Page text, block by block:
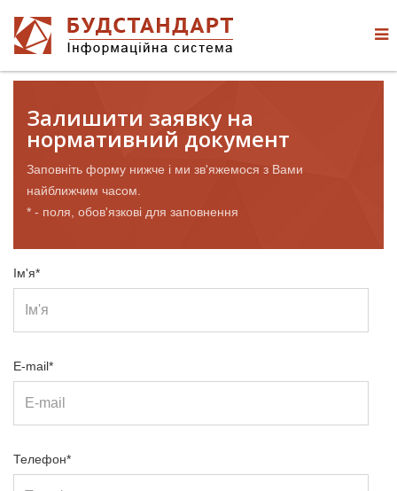
Залишити заявку на
нормативний документ
Заповніть форму нижче і ми зв'яжемося з Вами
найближчим часом.
* - поля, обов'язкові для заповнення
Ім'я*
E-mail*
Телефон*